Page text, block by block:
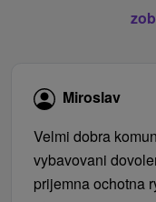
Miroslav
Velmi dobra
vybavovani
prijemna ochotna